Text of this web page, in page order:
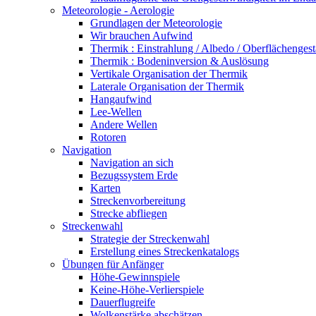
Meteorologie - Aerologie
Grundlagen der Meteorologie
Wir brauchen Aufwind
Thermik : Einstrahlung / Albedo /
Thermik : Bodeninversion & Auslösung
Vertikale Organisation der Thermik
Laterale Organisation der Thermik
Hangaufwind
Lee-Wellen
Andere Wellen
Rotoren
Navigation
Navigation an sich
Bezugssystem Erde
Karten
Streckenvorbereitung
Strecke abfliegen
Streckenwahl
Strategie der Streckenwahl
Erstellung eines Streckenkatalogs
Übungen für Anfänger
Höhe-Gewinnspiele
Keine-Höhe-Verlierspiele
Dauerflugreife